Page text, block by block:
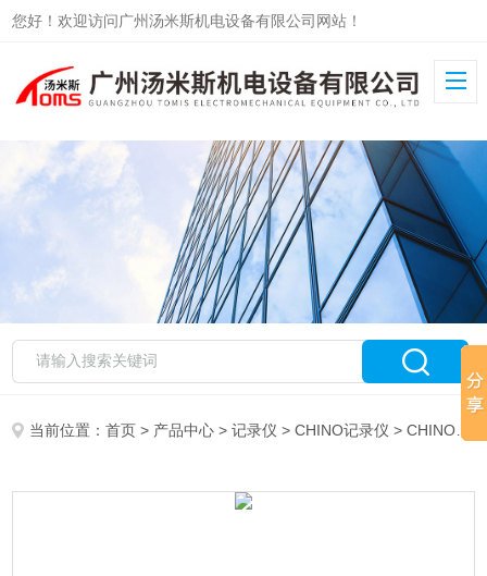
您好！欢迎访问广州汤米斯机电设备有限公司网站！
当前位置：首页 > 产品中心 >记录仪 >CHINO记录仪 > CHINO千野记录仪AH4712-N0A-NNN